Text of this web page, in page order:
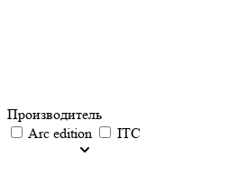
Производитель
Arc edition
ITC